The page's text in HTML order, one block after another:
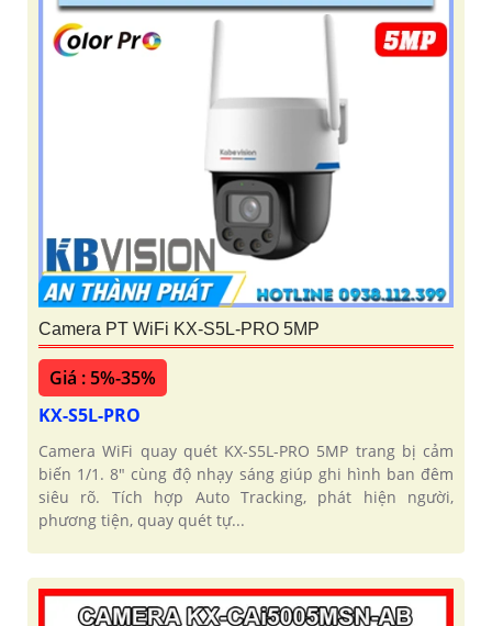
Camera PT WiFi KX-S5L-PRO 5MP
Giá : 5%-35%
KX-S5L-PRO
Camera WiFi quay quét KX-S5L-PRO 5MP trang bị cảm
biến 1/1. 8" cùng độ nhạy sáng giúp ghi hình ban đêm
siêu rõ. Tích hợp Auto Tracking, phát hiện người,
phương tiện, quay quét tự...